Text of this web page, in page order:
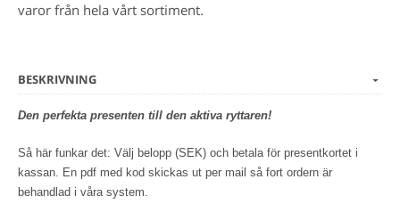
varor från hela vårt sortiment.
BESKRIVNING
Den perfekta presenten till den aktiva ryttaren!
Så här funkar det: Välj belopp (SEK) och betala för presentkortet i
kassan. En pdf med kod skickas ut per mail så fort ordern är
behandlad i våra system.